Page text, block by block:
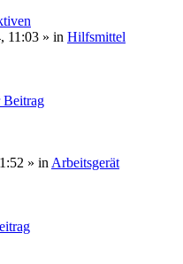
11:03 » in Hilfsmittel
Beitrag
» in Arbeitsgerät